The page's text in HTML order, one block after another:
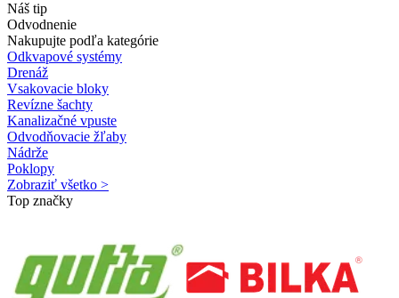
Náš tip
Odvodnenie
Nakupujte podľa kategórie
Odkvapové systémy
Drenáž
Vsakovacie bloky
Revízne šachty
Kanalizačné vpuste
Odvodňovacie žľaby
Nádrže
Poklopy
Zobraziť všetko >
Top značky